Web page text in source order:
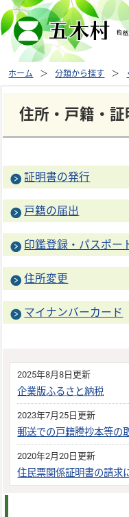
ホーム 分類から探す
住所・戸籍・証
証明書の発行
戸籍の届出
印鑑登録・パスポー
住所変更
マイナンバーカード
2025年8月8日更新
企業版ふるさと納税
2023年7月25日更新
郵送での戸籍謄抄本等の
2020年2月20日更新
住民票関係証明書の請求